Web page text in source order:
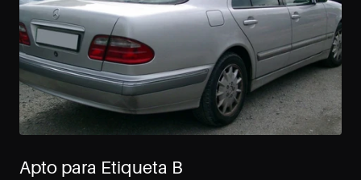
Apto para Etiqueta B